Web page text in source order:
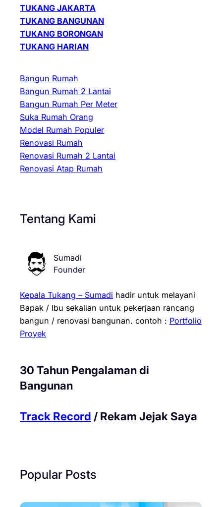
TUKANG JAKARTA
TUKANG BANGUNAN
TUKANG BORONGAN
TUKANG HARIAN
Bangun Rumah
Bangun Rumah 2 Lantai
Bangun Rumah Per Meter
Suka Rumah Orang
Model Rumah Populer
Renovasi Rumah
Renovasi Rumah 2 Lantai
Renovasi Atap Rumah
Tentang Kami
Sumadi
Founder
Kepala Tukang – Sumadi hadir untuk melayani
Bapak / Ibu sekalian untuk pekerjaan rancang
bangun / renovasi bangunan. contoh : Portfolio
Proyek
30 Tahun Pengalaman di
Bangunan
Track Record / Rekam Jejak Saya
Popular Posts